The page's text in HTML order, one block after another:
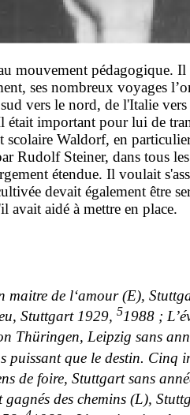
mouvement pédagogique.
ses nombreux voyages
vers le nord, de l'Italie
était important pour lui de
scolaire Waldorf, en
Rudolf Steiner, dans tous
étendue. Il voulait
devait également être
avait aidé à mettre en place.
maitre de l‘amour (E),
Stuttgart 1929, 51988 ;
Thüringen, Leipzig sans
puissant que le destin. Cinq
de foire, Stuttgart sans
gagnés des chemins (L),